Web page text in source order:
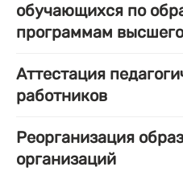
обучающихся по
программам
Аттестация
работников
Реорганизация
организаций